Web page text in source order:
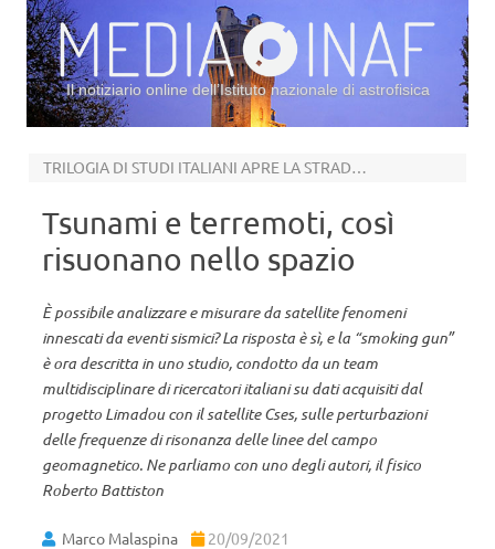
Il notiziario online dell’Istituto nazionale di astrofisica
TRILOGIA DI STUDI ITALIANI APRE LA STRADA AL REMOTE SENSING GEOFISICO
Tsunami e terremoti, così
risuonano nello spazio
È possibile analizzare e misurare da satellite fenomeni
innescati da eventi sismici? La risposta è sì, e la “smoking gun”
è ora descritta in uno studio, condotto da un team
multidisciplinare di ricercatori italiani su dati acquisiti dal
progetto Limadou con il satellite Cses, sulle perturbazioni
delle frequenze di risonanza delle linee del campo
geomagnetico. Ne parliamo con uno degli autori, il fisico
Roberto Battiston
Marco Malaspina 20/09/2021